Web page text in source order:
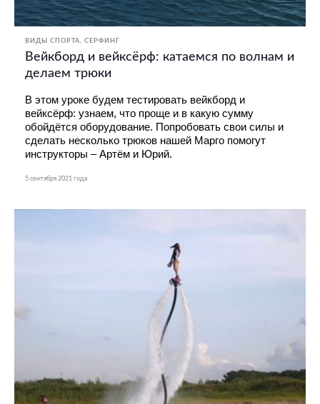
ВИДЫ СПОРТА СЕРФИНГ
Вейкборд и вейксёрф: катаемся по волнам и
делаем трюки
В этом уроке будем тестировать вейкборд и
вейксёрф: узнаем, что проще и в какую сумму
обойдётся оборудование. Попробовать свои силы и
сделать несколько трюков нашей Марго помогут
инструкторы – Артём и Юрий.
5 сентября 2021 года